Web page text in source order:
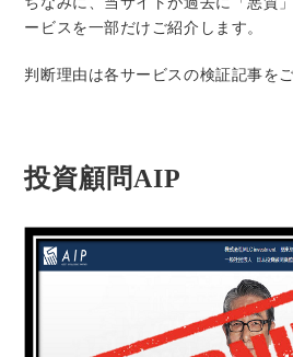
ービスを一部だけご紹介します。
判断理由は各サービスの検証記事を
投資顧問AIP